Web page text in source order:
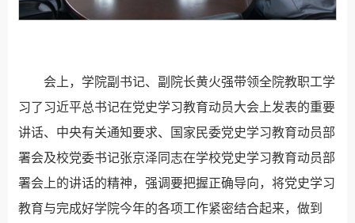
会上，学院副书记、副院长黄火强带领全院教职工学
习了习近平总书记在党史学习教育动员大会上发表的重要
讲话、中央有关通知要求、国家民委党史学习教育动员部
署会及校党委书记张京泽同志在学校党史学习教育动员部
署会上的讲话的精神，强调要把握正确导向，将党史学习
教育与完成好学院今年的各项工作紧密结合起来，做到